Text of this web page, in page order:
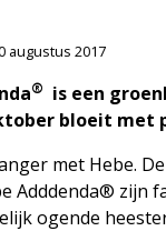
augustus 2017
® is een
bloeit met
met Hebe.
Adddenda® zijn
ogende